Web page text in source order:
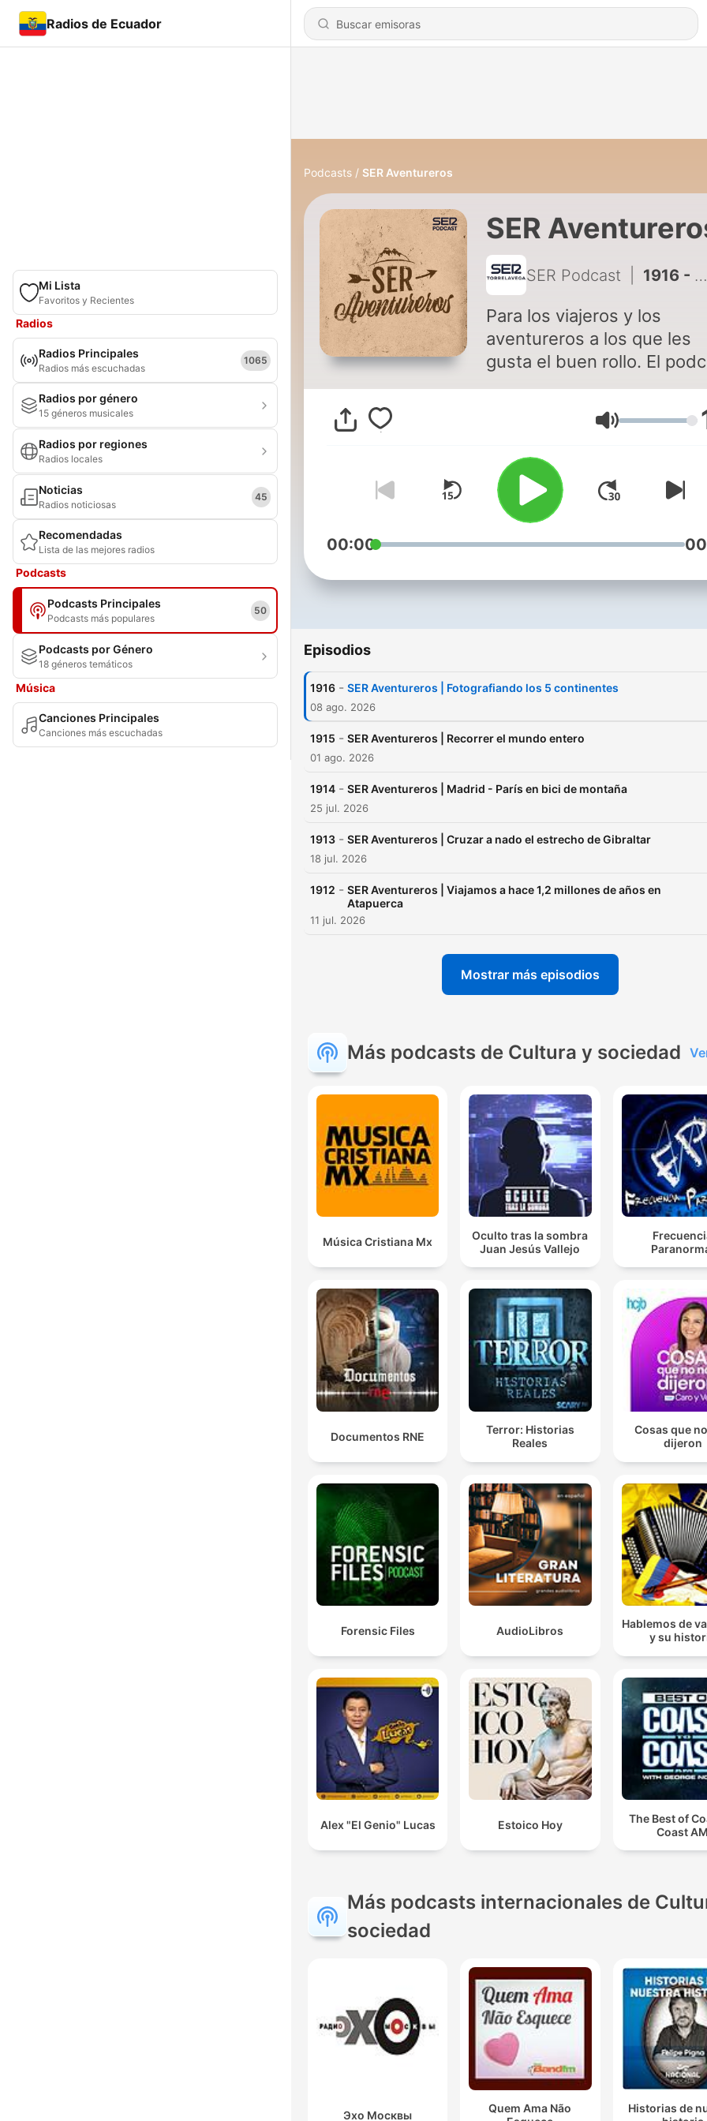
Radios de Ecuador
Mi Lista
Favoritos y Recientes
Radios
Radios Principales
Radios más escuchadas
1065
Radios por género
15 géneros musicales
Radios por regiones
Radios locales
Noticias
Radios noticiosas
45
Recomendadas
Lista de las mejores radios
Podcasts
Podcasts Principales
Podcasts más populares
50
Podcasts por Género
18 géneros temáticos
Música
Canciones Principales
Canciones más escuchadas
Podcasts SER Aventureros
SER
SER Podcast 1916 - SER Aventureros | Fotografiando los 5 continentes
Para los viajeros y los
aventureros a los que les
gusta el buen rollo. El
de Ponseti te aporta
información útil, se hace
de las últimas noticias
relacionadas con la
te cuenta las experiencias
apasionantes que han
sus colaboradores, gente
viaja más que Willy Fog: Ángel
Chema Rodríguez o Carlos
sábados a las 06:00 y a
Volumen
00:00
Episodios
1916 - SER Aventureros | Fotografiando los 5 continentes
08 ago. 2026
1915 - SER Aventureros | Recorrer el mundo entero
01 ago. 2026
1914 - SER Aventureros | Madrid - París en bici de montaña
25 jul. 2026
1913 - SER Aventureros | Cruzar a nado el estrecho de Gibraltar
18 jul. 2026
1912 - SER Aventureros | Viajamos a hace 1,2 millones de años en
Atapuerca
11 jul. 2026
Mostrar más episodios
Más podcasts de Cultura y sociedad
Música Cristiana Mx
Oculto tras la sombra
Juan Jesús Vallejo
Documentos RNE
Terror: Historias
Reales
Cosas que
dijeron
Forensic Files AudioLibros
Hablemos de
y su
Alex "El Genio" Lucas Estoico Hoy
The Best of
Coast
Más podcasts internacionales de
sociedad
Эхо Москвы
Quem Ama Não
Historias de